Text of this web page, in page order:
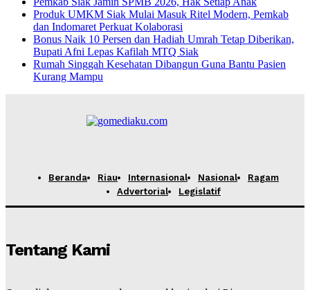
Produk UMKM Siak Mulai Masuk Ritel Modern, Pemkab
dan Indomaret Perkuat Kolaborasi
Bonus Naik 10 Persen dan Hadiah Umrah Tetap Diberikan,
Bupati Afni Lepas Kafilah MTQ Siak
Rumah Singgah Kesehatan Dibangun Guna Bantu Pasien
Kurang Mampu
Beranda Riau Internasional Nasional
Ragam
Advertorial
Legislatif
Tentang Kami